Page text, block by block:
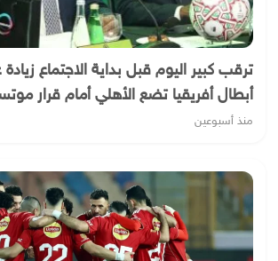
ترقب كبير اليوم قبل بداية الاجتماع
أبطال أفريقيا تضع الأهلي أمام قرار
منذ أسبوعين